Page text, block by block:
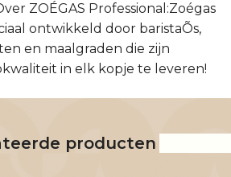
ZOÉGAS Professional:Zoégas
ontwikkeld door baristaÕs,
en maalgraden die zijn
in elk kopje te leveren!
producten